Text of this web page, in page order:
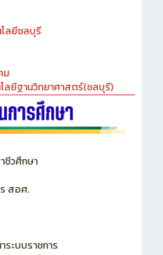
ลยีชลบุรี
ม
ลยีฐานวิทยาศาสตร์(ชลบุรี)
วศึกษา
สอศ.